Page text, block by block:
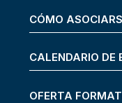
CÓMO
CALENDARIO DE
OFERTA